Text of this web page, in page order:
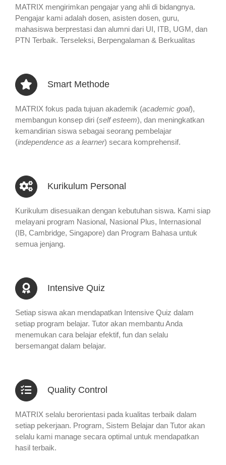
MATRIX mengirimkan pengajar yang ahli di bidangnya.
Pengajar kami adalah dosen, asisten dosen, guru,
mahasiswa berprestasi dan alumni dari UI, ITB, UGM, dan
PTN Terbaik. Terseleksi, Berpengalaman & Berkualitas
Smart Methode
MATRIX fokus pada tujuan akademik (academic goal),
membangun konsep diri (self esteem), dan meningkatkan
kemandirian siswa sebagai seorang pembelajar
(independence as a learner) secara komprehensif.
Kurikulum Personal
Kurikulum disesuaikan dengan kebutuhan siswa. Kami siap
melayani program Nasional, Nasional Plus, Internasional
(IB, Cambridge, Singapore) dan Program Bahasa untuk
semua jenjang.
Intensive Quiz
Setiap siswa akan mendapatkan Intensive Quiz dalam
setiap program belajar. Tutor akan membantu Anda
menemukan cara belajar efektif, fun dan selalu
bersemangat dalam belajar.
Quality Control
MATRIX selalu berorientasi pada kualitas terbaik dalam
setiap pekerjaan. Program, Sistem Belajar dan Tutor akan
selalu kami manage secara optimal untuk mendapatkan
hasil terbaik.